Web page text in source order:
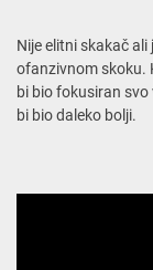
Nije elitni skakač
ofanzivnom skoku.
bi bio fokusiran
bi bio daleko bolji.